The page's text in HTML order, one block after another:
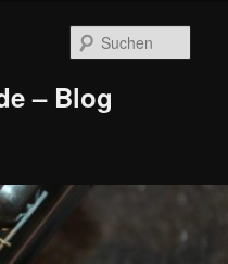
– Blog